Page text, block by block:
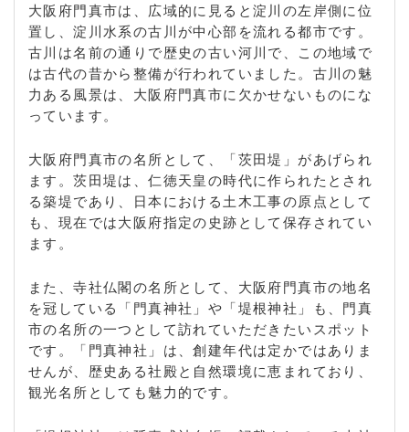
大阪府門真市は、広域的に見ると淀川の左岸側に位
置し、淀川水系の古川が中心部を流れる都市です。
古川は名前の通りで歴史の古い河川で、この地域で
は古代の昔から整備が行われていました。古川の魅
力ある風景は、大阪府門真市に欠かせないものにな
っています。
大阪府門真市の名所として、「茨田堤」があげられ
ます。茨田堤は、仁徳天皇の時代に作られたとされ
る築堤であり、日本における土木工事の原点として
も、現在では大阪府指定の史跡として保存されてい
ます。
また、寺社仏閣の名所として、大阪府門真市の地名
を冠している「門真神社」や「堤根神社」も、門真
市の名所の一つとして訪れていただきたいスポット
です。「門真神社」は、創建年代は定かではありま
せんが、歴史ある社殿と自然環境に恵まれており、
観光名所としても魅力的です。